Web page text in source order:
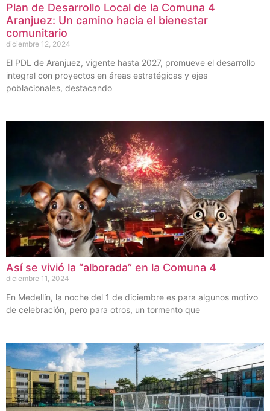
Plan de Desarrollo Local de la Comuna 4
Aranjuez: Un camino hacia el bienestar
comunitario
diciembre 12, 2024
El PDL de Aranjuez, vigente hasta 2027, promueve el desarrollo
integral con proyectos en áreas estratégicas y ejes
poblacionales, destacando
Así se vivió la “alborada” en la Comuna 4
diciembre 11, 2024
En Medellín, la noche del 1 de diciembre es para algunos motivo
de celebración, pero para otros, un tormento que